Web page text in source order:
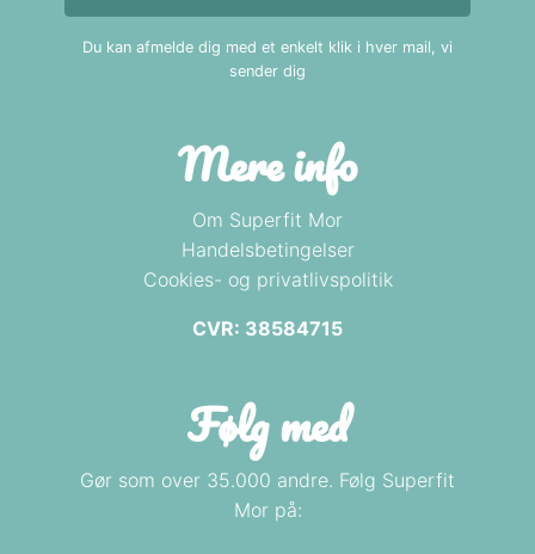
Mere info
Om Superfit Mor
Handelsbetingelser
Cookies- og privatlivspolitik
CVR: 38584715
Du kan afmelde dig med et enkelt klik i hver mail, vi
sender dig
Følg med
Gør som over 35.000 andre. Følg Superfit
Mor på: